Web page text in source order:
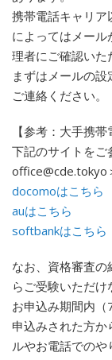
携帯電話キャリア
によってはメー
理者にご確認いた
まずはメールの
ご連絡ください。
【参考：大手携
下記のサイトをご
office@cde.tokyo
docomoはこちら
auはこちら
softbankはこちら
なお、資格審査
らご受験いただ
お申込み期間内
申込みされた方
ルやお電話でのや